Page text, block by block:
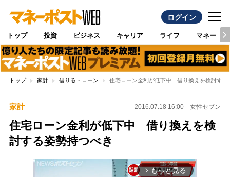
ログイン
トップ 投資 ビジネス キャリア ライフ マネー
トップ 家計 借りる・ローン 住宅ローン金利が低下中 借り換えを検討する
家計 2016.07.18 16:00 女性セブン
住宅ローン金利が低下中 借り換えを検
討する姿勢持つべき
arrow_forward_ios もっと見る